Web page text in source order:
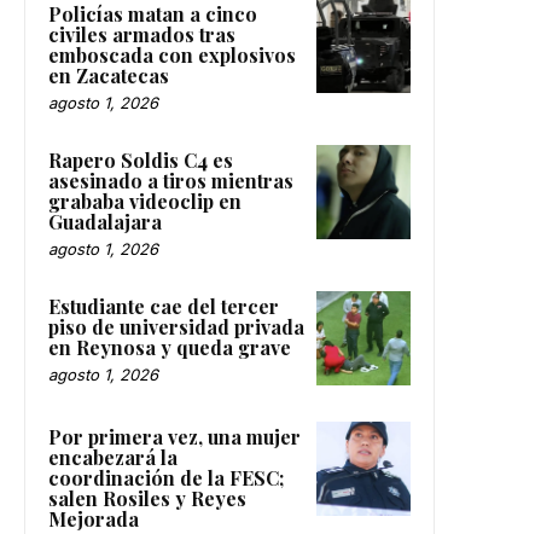
Policías matan a cinco
civiles armados tras
emboscada con explosivos
en Zacatecas
agosto 1, 2026
Rapero Soldis C4 es
asesinado a tiros mientras
grababa videoclip en
Guadalajara
agosto 1, 2026
Estudiante cae del tercer
piso de universidad privada
en Reynosa y queda grave
agosto 1, 2026
Por primera vez, una mujer
encabezará la
coordinación de la FESC;
salen Rosiles y Reyes
Mejorada